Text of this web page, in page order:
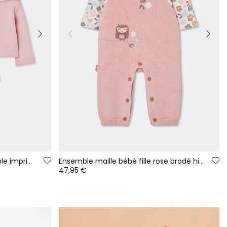
Veste maille bébé rose réversible imprimé fleurs
Ensemble maille bébé fille rose brodé hibou
47,95 €